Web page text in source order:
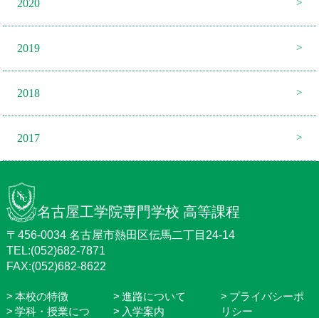
2020
2019
2018
2017
名古屋工学院専門学校 高等課程
〒456-0034 名古屋市熱田区伝馬二丁目24-14
TEL:(052)682-7871
FAX:(052)682-8622
本校の特徴
学科・授業につ
進路について
入学案内
プライバシーポ
リシー